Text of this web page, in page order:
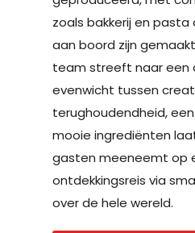
zoals bakkerij en pasta
aan boord zijn
team streeft naar een
evenwicht tussen
terughoudendheid,
mooie ingrediënten
gasten meeneemt op
ontdekkingsreis via
over de hele wereld.